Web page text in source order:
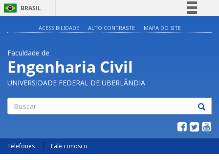
BRASIL
Legislação
Canais
ACESSIBILIDADE ALTO CONTRASTE MAPA DO SITE
Faculdade de
Engenharia Civil
UNIVERSIDADE FEDERAL DE UBERLÂNDIA
Telefones Fale conosco